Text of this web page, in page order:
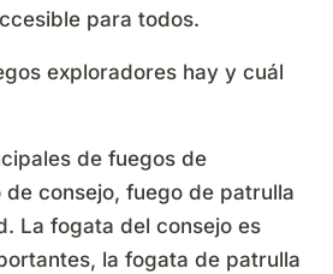
para todos.
exploradores hay y cuál
de fuegos de
consejo, fuego de patrulla
La fogata del consejo es
la fogata de patrulla